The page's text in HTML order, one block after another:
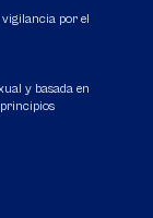
por el
y basada en